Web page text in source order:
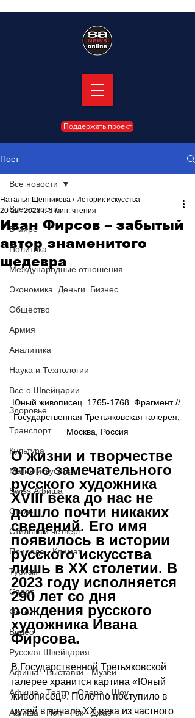
Поддержать проект
Пост
Все новости
В мире
Политика
Международные отношения
Экономика. Деньги. Бизнес
Общество
Армия
Аналитика
Наука и Технологии
Все о Швейцарии
Здоровье
Транспорт
Культура
Магия искусства
Swiss Афиша
Стиль
Стильный четверг
Природа - Климат
Туризм
Спорт
Фото
Видео
Русская Швейцария
Афиша - Выставки - Музеи
Афиша - Театр - Опера - Шоу
Афиша - Поп - Рок - Джаз
Все новости
Иван Фирсов – забытый
автор знаменитого
шедевра
Наталья Щенникова / Историк искусства
20 авг. 2023 г. 5 мин. чтения
Юный живописец. 1765-1768. Фрагмент //
Государственная Третьяковская галерея,
Москва, Россия
О жизни и творчестве
этого замечательного
русского художника
XVIII века до нас не
дошло почти никаких
сведений. Его имя
появилось в истории
русского искусства
лишь в XX столетии. В
2023 году исполняется
290 лет со дня
рождения русского
художника Ивана
Фирсова.
В Государственной Третьяковской
галерее хранится картина «Юный
живописец». Полотно поступило в
музей в начале XX века из частного